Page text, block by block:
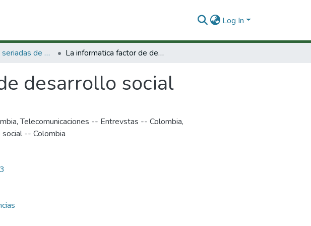
Log In
Publicaciones seriadas de Minciencias La informatica factor de desarrollo social
desarrollo social
,Telecomunicaciones -- Entrevstas -- Colombia,
-- Colombia